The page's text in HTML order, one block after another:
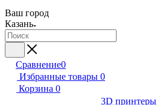
Ваш город
Казань
Сравнение0
Избранные товары 0
Корзина 0
3D принтеры